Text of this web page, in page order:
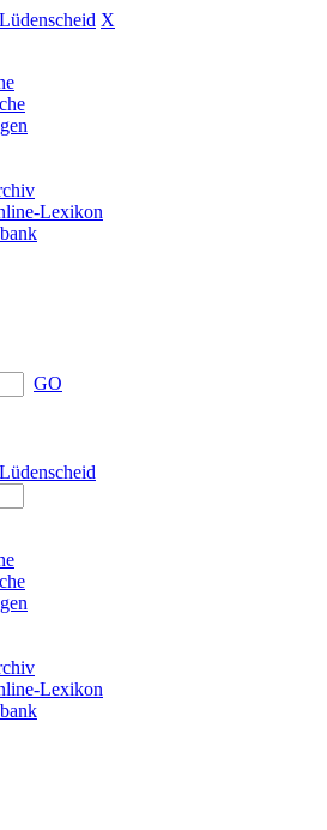
X
Lexikon
GO
Lexikon